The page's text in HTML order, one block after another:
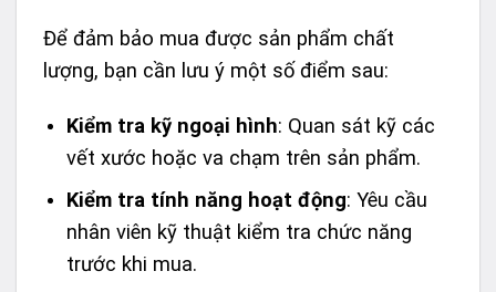
Để đảm bảo mua được sản phẩm chất
lượng, bạn cần lưu ý một số điểm sau:
Kiểm tra kỹ ngoại hình: Quan sát kỹ các
vết xước hoặc va chạm trên sản phẩm.
Kiểm tra tính năng hoạt động: Yêu cầu
nhân viên kỹ thuật kiểm tra chức năng
trước khi mua.